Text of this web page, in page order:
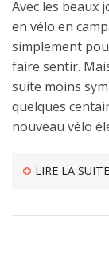
Avec les beaux
en vélo en
simplement
faire sentir.
suite moins
quelques
nouveau vélo
LIRE LA